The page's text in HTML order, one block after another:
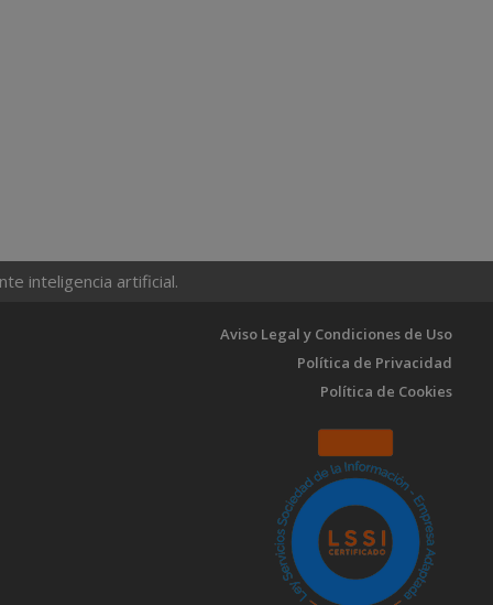
inteligencia artificial.
Aviso Legal y Condiciones de Uso
Política de Privacidad
Política de Cookies